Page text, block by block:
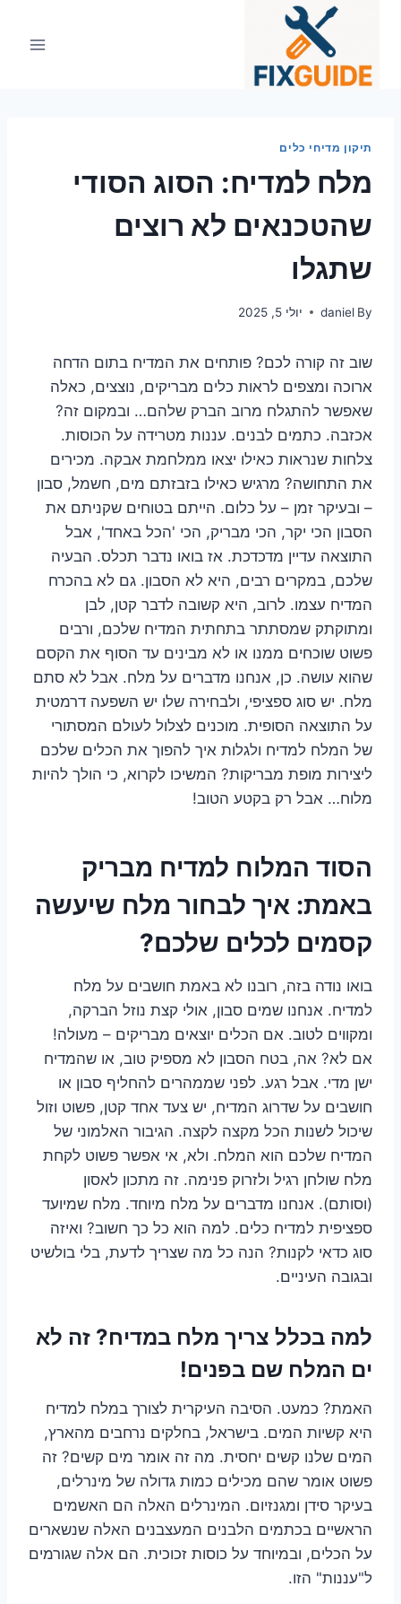
תיקון מדיחי כלים
מלח למדיח: הסוג הסודי
שהטכנאים לא רוצים
שתגלו
By
daniel יולי 5, 2025
שוב זה קורה לכם? פותחים את המדיח בתום הדחה
ארוכה ומצפים לראות כלים מבריקים, נוצצים, כאלה
שאפשר להתגלח מרוב הברק שלהם… ובמקום זה?
אכזבה. כתמים לבנים. עננות מטרידה על הכוסות.
צלחות שנראות כאילו יצאו ממלחמת אבקה. מכירים
את התחושה? מרגיש כאילו בזבזתם מים, חשמל, סבון
– ובעיקר זמן – על כלום. הייתם בטוחים שקניתם את
הסבון הכי יקר, הכי מבריק, הכי 'הכל באחד', אבל
התוצאה עדיין מדכדכת. אז בואו נדבר תכלס. הבעיה
שלכם, במקרים רבים, היא לא הסבון. גם לא בהכרח
המדיח עצמו. לרוב, היא קשובה לדבר קטן, לבן
ומתוקתק שמסתתר בתחתית המדיח שלכם, ורבים
פשוט שוכחים ממנו או לא מבינים עד הסוף את הקסם
שהוא עושה. כן, אנחנו מדברים על מלח. אבל לא סתם
מלח. יש סוג ספציפי, ולבחירה שלו יש השפעה דרמטית
על התוצאה הסופית. מוכנים לצלול לעולם המסתורי
של המלח למדיח ולגלות איך להפוך את הכלים שלכם
ליצירות מופת מבריקות? המשיכו לקרוא, כי הולך להיות
מלוח… אבל רק בקטע הטוב!
הסוד המלוח למדיח מבריק
באמת: איך לבחור מלח שיעשה
קסמים לכלים שלכם?
בואו נודה בזה, רובנו לא באמת חושבים על מלח
למדיח. אנחנו שמים סבון, אולי קצת נוזל הברקה,
ומקווים לטוב. אם הכלים יוצאים מבריקים – מעולה!
אם לא? אה, בטח הסבון לא מספיק טוב, או שהמדיח
ישן מדי. אבל רגע. לפני שממהרים להחליף סבון או
חושבים על שדרוג המדיח, יש צעד אחד קטן, פשוט וזול
שיכול לשנות הכל מקצה לקצה. הגיבור האלמוני של
המדיח שלכם הוא המלח. ולא, אי אפשר פשוט לקחת
מלח שולחן רגיל ולזרוק פנימה. זה מתכון לאסון
(וסותם). אנחנו מדברים על מלח מיוחד. מלח שמיועד
ספציפית למדיח כלים. למה הוא כל כך חשוב? ואיזה
סוג כדאי לקנות? הנה כל מה שצריך לדעת, בלי בולשיט
ובגובה העיניים.
למה בכלל צריך מלח במדיח? זה לא
ים המלח שם בפנים!
האמת? כמעט. הסיבה העיקרית לצורך במלח למדיח
היא קשיות המים. בישראל, בחלקים נרחבים מהארץ,
המים שלנו קשים יחסית. מה זה אומר מים קשים? זה
פשוט אומר שהם מכילים כמות גדולה של מינרלים,
בעיקר סידן ומגנזיום. המינרלים האלה הם האשמים
הראשיים בכתמים הלבנים המעצבנים האלה שנשארים
על הכלים, ובמיוחד על כוסות זכוכית. הם אלה שגורמים
ל"עננות" הזו.